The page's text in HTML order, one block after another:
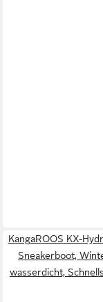
KangaROOS KX-
Sneakerboot,
wasserdicht,